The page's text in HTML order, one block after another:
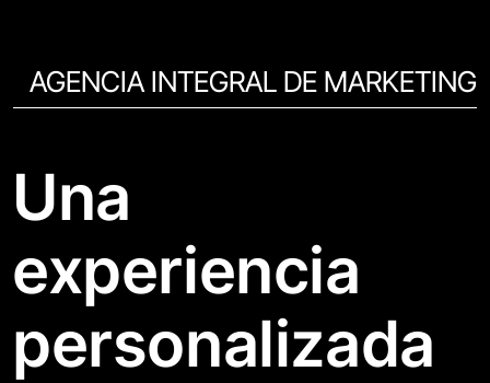
AGENCIA INTEGRAL DE MARKETING
Una
experiencia
personalizada